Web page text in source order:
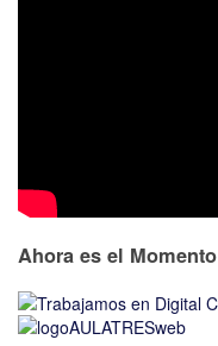
Ahora es el Momento